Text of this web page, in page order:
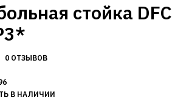
стойка DFC
0 ОТЗЫВОВ
В НАЛИЧИИ